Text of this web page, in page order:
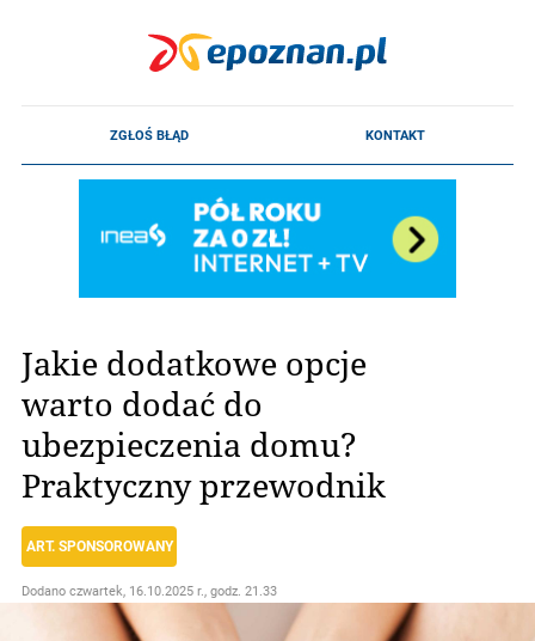
Jakie dodatkowe opcje
warto dodać do
ubezpieczenia domu?
Praktyczny przewodnik
ART. SPONSOROWANY
Dodano czwartek, 16.10.2025 r., godz. 21.33